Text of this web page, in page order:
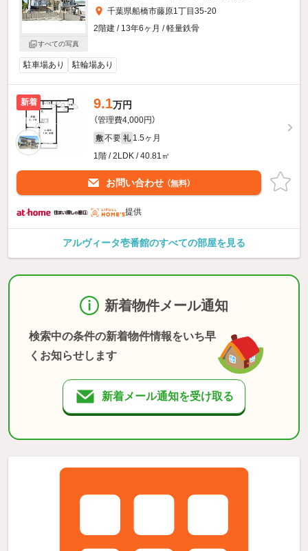
すべての写真
千葉県船橋市藤原1丁目35-20
2階建 / 13年6ヶ月 / 軽量鉄骨
駐車場あり 駐輪場あり
新着 9.1万円
（管理費4,000円）
敷 不要 礼 1.5ヶ月
1階 / 2LDK / 40.81㎡
お問い合わせ （無料）
提供
アルヴィータ壱番館のすべての部屋を見る
新着物件メール通知
検索中の条件の新着物件情報をいち早
くお知らせします
新着メール通知を受け取る